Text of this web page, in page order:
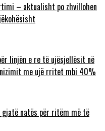
– aktualisht po zhvillohen
linjën e re të ujësjellësit në
me ujë rritet mbi 40%
natës për ritëm më të